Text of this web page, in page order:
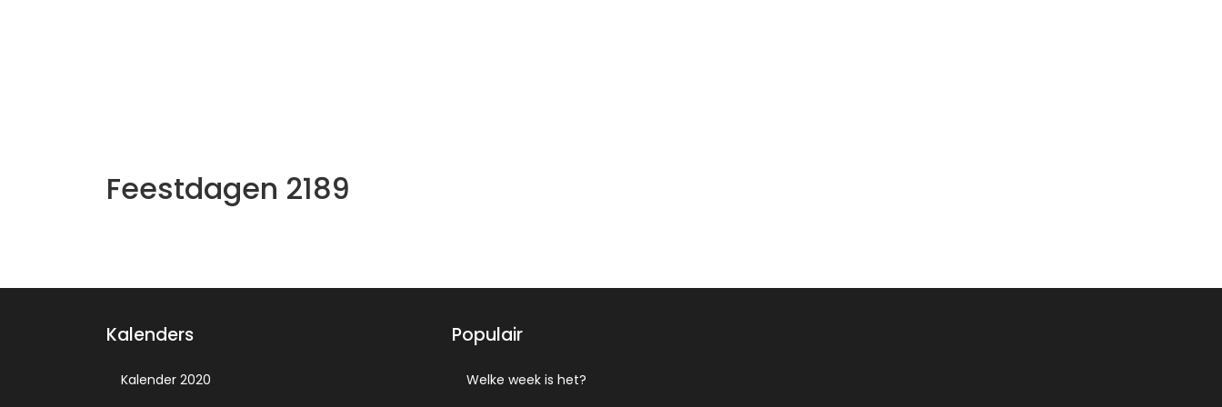
Feestdagen 2189
Kalenders
Kalender 2020
Populair
Welke week is het?